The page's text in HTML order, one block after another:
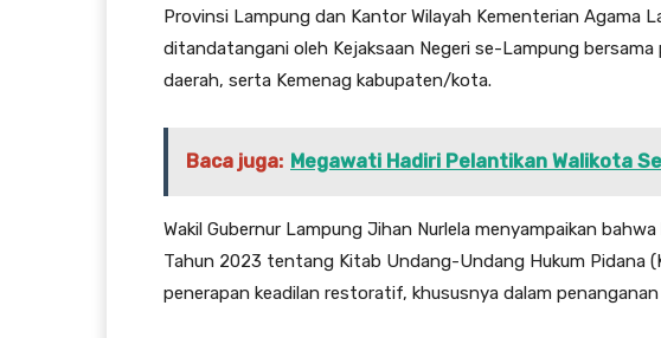
Provinsi Lampung dan Kantor Wilayah Kementerian Agama
ditandatangani oleh Kejaksaan Negeri se-Lampung
daerah, serta Kemenag kabupaten/kota.
Baca juga: Megawati Hadiri Pelantikan Walikota
Wakil Gubernur Lampung Jihan Nurlela menyampaikan
Tahun 2023 tentang Kitab Undang-Undang Hukum Pidana
penerapan keadilan restoratif, khususnya dalam